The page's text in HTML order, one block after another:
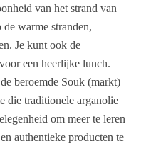
van het strand van
warme stranden,
Je kunt ook de
een heerlijke lunch.
beroemde Souk (markt)
die traditionele arganolie
om meer te leren
authentieke producten te